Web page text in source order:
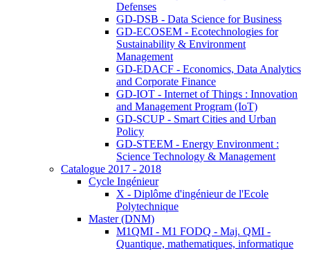
Defenses
GD-DSB - Data Science for Business
GD-ECOSEM - Ecotechnologies for
Sustainability & Environment
Management
GD-EDACF - Economics, Data Analytics
and Corporate Finance
GD-IOT - Internet of Things : Innovation
and Management Program (IoT)
GD-SCUP - Smart Cities and Urban
Policy
GD-STEEM - Energy Environment :
Science Technology & Management
Catalogue 2017 - 2018
Cycle Ingénieur
X - Diplôme d'ingénieur de l'Ecole
Polytechnique
Master (DNM)
M1QMI - M1 FODQ - Maj. QMI -
Quantique, mathematiques, informatique